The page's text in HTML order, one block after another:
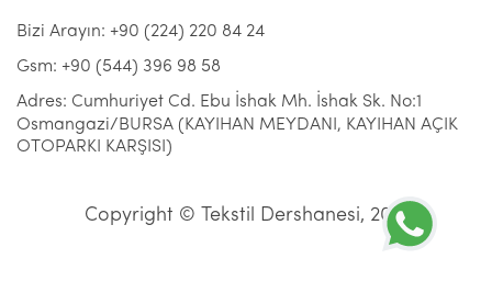
Bizi Arayın: +90 (224) 220 84 24
Gsm: +90 (544) 396 98 58
Adres: Cumhuriyet Cd. Ebu İshak Mh. İshak Sk. No:1
Osmangazi/BURSA (KAYIHAN MEYDANI, KAYIHAN AÇIK
OTOPARKI KARŞISI)
Copyright © Tekstil Dershanesi, 2021